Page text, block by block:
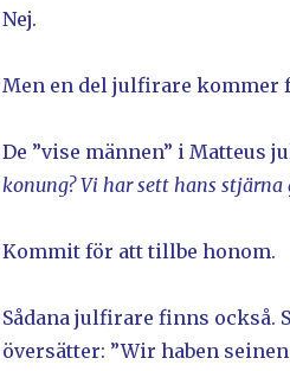
Nej.
Men en del julfirare kommer
De ”vise männen” i Matteus
konung? Vi har sett hans
Kommit för att tillbe honom.
Sådana julfirare finns också.
översätter: ”Wir haben